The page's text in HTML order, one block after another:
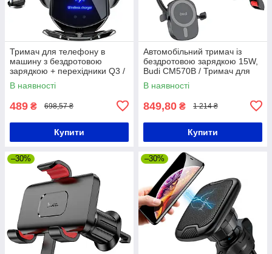
Тримач для телефону в
машину з бездротовою
зарядкою + перехідники Q3 /
Автотримач телефону в авто
В наявності
489 ₴ 698,57 ₴
Купити
Автомобільний тримач із
бездротовою зарядкою 15W,
Budi CM570B / Тримач для
телефону в машину
В наявності
849,80 ₴ 1 214 ₴
Купити
–30% –30%